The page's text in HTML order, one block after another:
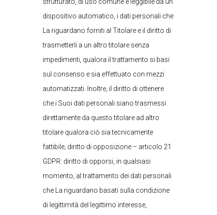
dispositivo automatico, i dati personali che
La riguardano forniti al Titolare e il diritto di
trasmetterli a un altro titolare senza
impedimenti, qualora il trattamento si basi
sul consenso e sia effettuato con mezzi
automatizzati. Inoltre, il diritto di ottenere
che i Suoi dati personali siano trasmessi
direttamente da questo titolare ad altro
titolare qualora ciò sia tecnicamente
fattibile; diritto di opposizione – articolo 21
GDPR: diritto di opporsi, in qualsiasi
momento, al trattamento dei dati personali
che La riguardano basati sulla condizione
di legittimità del legittimo interesse,